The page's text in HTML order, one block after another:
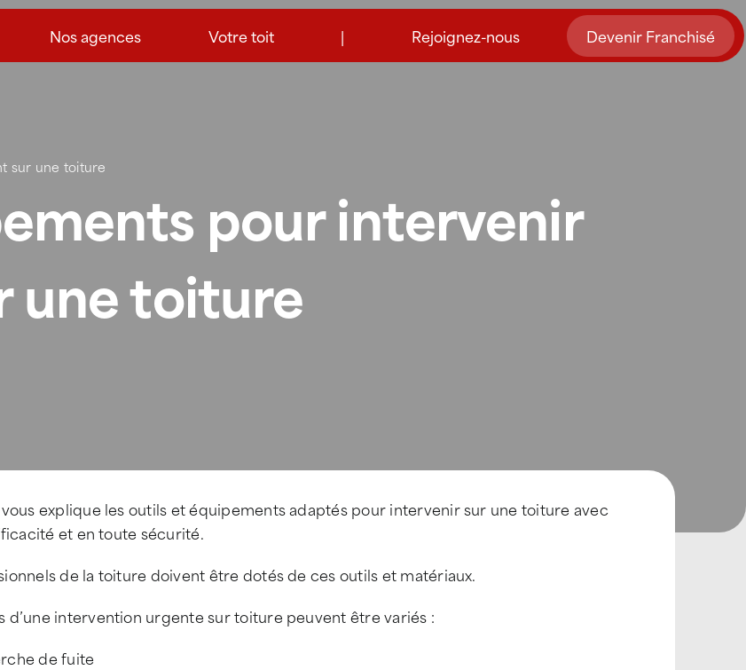
Nos agences Votre toit | Rejoignez-nous Devenir Franchisé
sur une toiture
pour intervenir
une toiture
explique les outils et équipements adaptés pour intervenir sur une toiture avec
et en toute sécurité.
de la toiture doivent être dotés de ces outils et matériaux.
d’une intervention urgente sur toiture peuvent être variés :
de fuite